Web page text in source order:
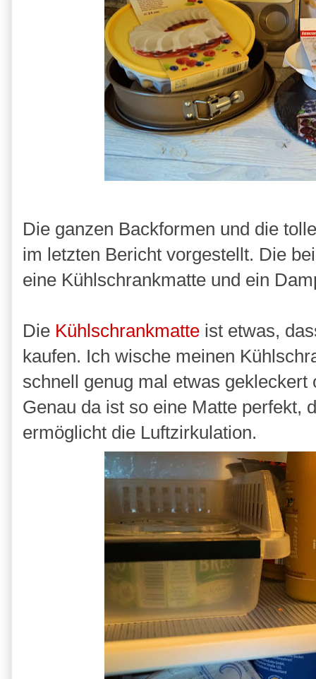
Die ganzen Backformen und die
im letzten Bericht vorgestellt. Die
eine Kühlschrankmatte und ein
Die Kühlschrankmatte ist etwas,
kaufen. Ich wische meinen
schnell genug mal etwas
Genau da ist so eine Matte perfekt,
ermöglicht die Luftzirkulation.